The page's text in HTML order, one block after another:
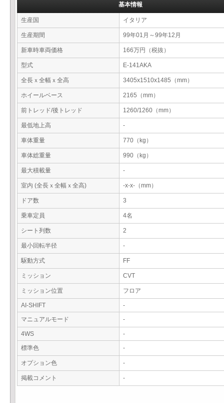
基本情報
生産国 イタリア
生産期間 99年01月～99年12月
新車時車両価格 166万円（税抜）
型式 E-141AKA
全長ｘ全幅ｘ全高 3405x1510x1485（mm）
ホイールベース 2165（mm）
前トレッド/後トレッド 1260/1260（mm）
最低地上高 -
車体重量 770（kg）
車体総重量 990（kg）
最大積載量 -
室内 (全長ｘ全幅ｘ全高) -x-x-（mm）
ドア数 3
乗車定員 4名
シート列数 2
最小回転半径 -
駆動方式 FF
ミッション CVT
ミッション位置 フロア
AI-SHIFT
-
マニュアルモード
-
4WS
-
標準色
-
オプション色 -
掲載コメント -